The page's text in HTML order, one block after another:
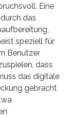
Eine
das
speziell für
Benutzer
dass
das digitale
gebracht